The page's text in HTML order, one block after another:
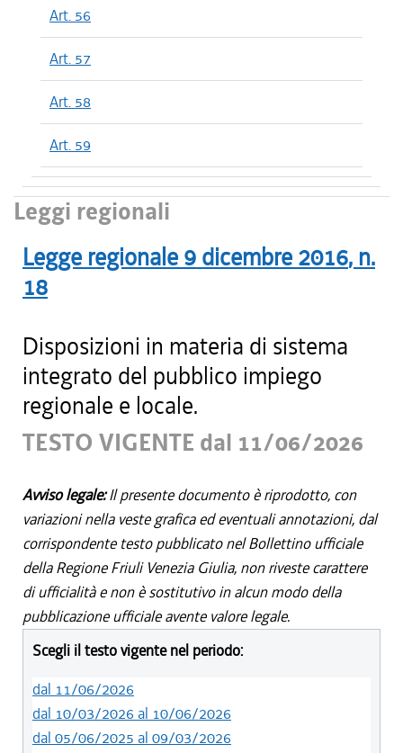
Art. 56
Art. 57
Art. 58
Art. 59
Leggi regionali
Legge regionale 9 dicembre 2016, n.
18
Disposizioni in materia di sistema
integrato del pubblico impiego
regionale e locale.
TESTO VIGENTE dal 11/06/2026
Avviso legale:Il presente documento è riprodotto, con
variazioni nella veste grafica ed eventuali annotazioni, dal
corrispondente testo pubblicato nel Bollettino ufficiale
della Regione Friuli Venezia Giulia, non riveste carattere
di ufficialità e non è sostitutivo in alcun modo della
pubblicazione ufficiale avente valore legale.
Scegli il testo vigente nel periodo:
dal 11/06/2026
dal 10/03/2026 al 10/06/2026
dal 05/06/2025 al 09/03/2026